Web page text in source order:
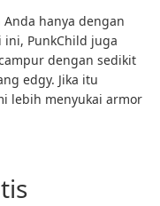
hanya dengan
PunkChild juga
dengan sedikit
edgy. Jika itu
lebih menyukai armor